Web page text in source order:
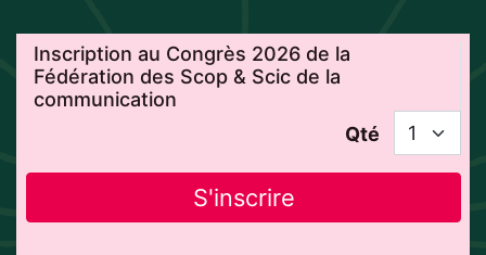
Inscription au Congrès 2026 de la
Fédération des Scop & Scic de la
communication
Qté
S'inscrire